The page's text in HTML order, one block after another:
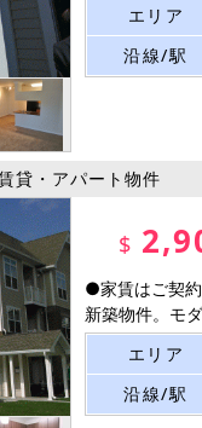
エリア
沿線/駅
・アパート物件
$
●家賃はご契
新築物件。モ
エリア
沿線/駅